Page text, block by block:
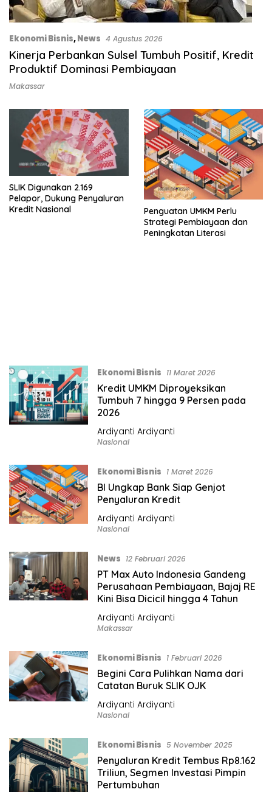
Ekonomi Bisnis,News 4 Agustus 2026
Kinerja Perbankan Sulsel Tumbuh Positif, Kredit
Produktif Dominasi Pembiayaan
Makassar
SLIK Digunakan 2.169
Pelapor, Dukung Penyaluran
Kredit Nasional
Penguatan UMKM Perlu
Strategi Pembiayaan dan
Peningkatan Literasi
Ekonomi Bisnis 11 Maret 2026
Kredit UMKM Diproyeksikan
Tumbuh 7 hingga 9 Persen pada
2026
Ardiyanti Ardiyanti
Nasional
Ekonomi Bisnis 1 Maret 2026
BI Ungkap Bank Siap Genjot
Penyaluran Kredit
Ardiyanti Ardiyanti
Nasional
News 12 Februari 2026
PT Max Auto Indonesia Gandeng
Perusahaan Pembiayaan, Bajaj RE
Kini Bisa Dicicil hingga 4 Tahun
Ardiyanti Ardiyanti
Makassar
Ekonomi Bisnis 1 Februari 2026
Begini Cara Pulihkan Nama dari
Catatan Buruk SLIK OJK
Ardiyanti Ardiyanti
Nasional
Ekonomi Bisnis 5 November 2025
Penyaluran Kredit Tembus Rp8.162
Triliun, Segmen Investasi Pimpin
Pertumbuhan